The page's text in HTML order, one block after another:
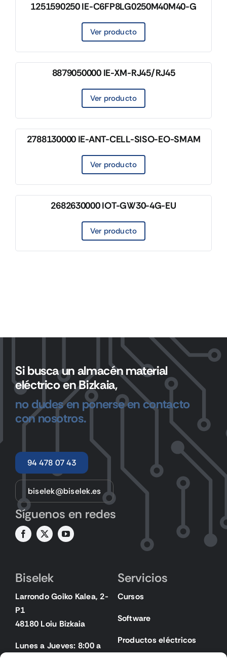
1251590250 IE-C6FP8LG0250M40M40-G
Ver producto
8879050000 IE-XM-RJ45/RJ45
Ver producto
2788130000 IE-ANT-CELL-SISO-EO-SMAM
Ver producto
2682630000 IOT-GW30-4G-EU
Ver producto
Si busca un almacén material
eléctrico en Bizkaia,
no dudes en ponerse en contacto
con nosotros.
94 478 07 43
biselek@biselek.es
Síguenos en redes
Biselek
Larrondo Goiko Kalea, 2-
P1
48180 Loiu Bizkaia
Lunes a Jueves: 8:00 a
Servicios
Cursos
Software
Productos eléctricos